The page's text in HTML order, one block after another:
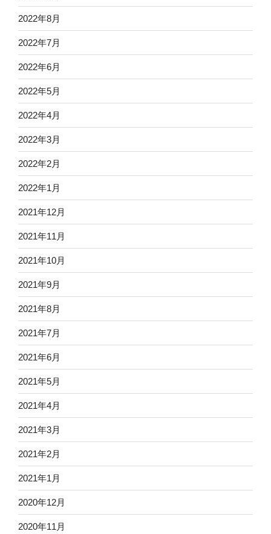
2022年8月
2022年7月
2022年6月
2022年5月
2022年4月
2022年3月
2022年2月
2022年1月
2021年12月
2021年11月
2021年10月
2021年9月
2021年8月
2021年7月
2021年6月
2021年5月
2021年4月
2021年3月
2021年2月
2021年1月
2020年12月
2020年11月